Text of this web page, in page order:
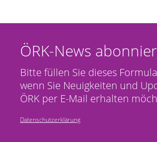
ÖRK-News
Bitte füllen Sie dieses
wenn Sie Neuigkeiten und
ÖRK per E-Mail erhalten
Datenschutzerklärung